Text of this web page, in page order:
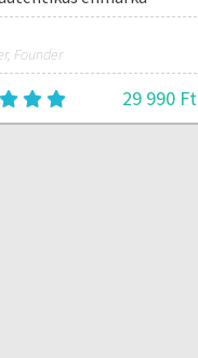
Founder
29 990 Ft